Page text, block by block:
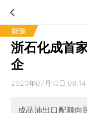
能源
浙石化成首
企
2020年07月10日 08:14
成品油出口配额向